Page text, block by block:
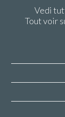
Vedi
Tout voir